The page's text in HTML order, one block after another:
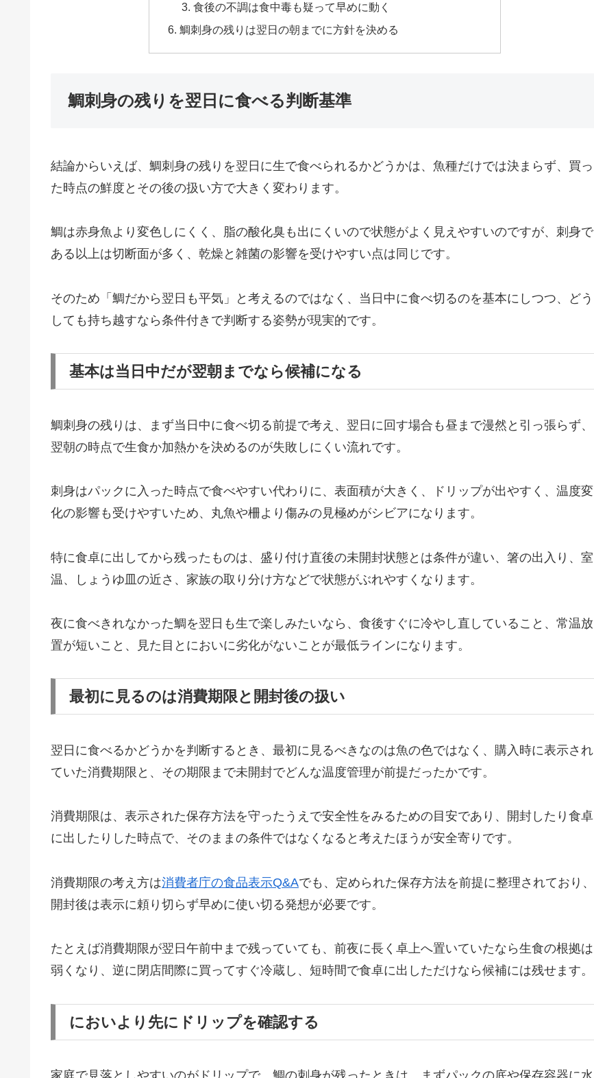
食後の不調は食中毒も疑って早めに動く
鯛刺身の残りは翌日の朝までに方針を決める
鯛刺身の残りを翌日に食べる判断基準
結論からいえば、鯛刺身の残りを翌日に生で食べられるかどうかは、魚種だけでは決まらず、買っ
た時点の鮮度とその後の扱い方で大きく変わります。
鯛は赤身魚より変色しにくく、脂の酸化臭も出にくいので状態がよく見えやすいのですが、刺身で
ある以上は切断面が多く、乾燥と雑菌の影響を受けやすい点は同じです。
そのため「鯛だから翌日も平気」と考えるのではなく、当日中に食べ切るのを基本にしつつ、どう
しても持ち越すなら条件付きで判断する姿勢が現実的です。
基本は当日中だが翌朝までなら候補になる
鯛刺身の残りは、まず当日中に食べ切る前提で考え、翌日に回す場合も昼まで漫然と引っ張らず、
翌朝の時点で生食か加熱かを決めるのが失敗しにくい流れです。
刺身はパックに入った時点で食べやすい代わりに、表面積が大きく、ドリップが出やすく、温度変
化の影響も受けやすいため、丸魚や柵より傷みの見極めがシビアになります。
特に食卓に出してから残ったものは、盛り付け直後の未開封状態とは条件が違い、箸の出入り、室
温、しょうゆ皿の近さ、家族の取り分け方などで状態がぶれやすくなります。
夜に食べきれなかった鯛を翌日も生で楽しみたいなら、食後すぐに冷やし直していること、常温放
置が短いこと、見た目とにおいに劣化がないことが最低ラインになります。
最初に見るのは消費期限と開封後の扱い
翌日に食べるかどうかを判断するとき、最初に見るべきなのは魚の色ではなく、購入時に表示され
ていた消費期限と、その期限まで未開封でどんな温度管理が前提だったかです。
消費期限は、表示された保存方法を守ったうえで安全性をみるための目安であり、開封したり食卓
に出したりした時点で、そのままの条件ではなくなると考えたほうが安全寄りです。
消費期限の考え方は消費者庁の食品表示Q&Aでも、定められた保存方法を前提に整理されており、
開封後は表示に頼り切らず早めに使い切る発想が必要です。
たとえば消費期限が翌日午前中まで残っていても、前夜に長く卓上へ置いていたなら生食の根拠は
弱くなり、逆に閉店間際に買ってすぐ冷蔵し、短時間で食卓に出しただけなら候補には残せます。
においより先にドリップを確認する